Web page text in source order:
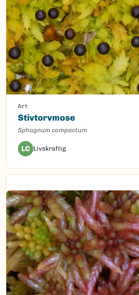
Art
Stivtorvmose
Sphagnum compactum
LC Livskraftig